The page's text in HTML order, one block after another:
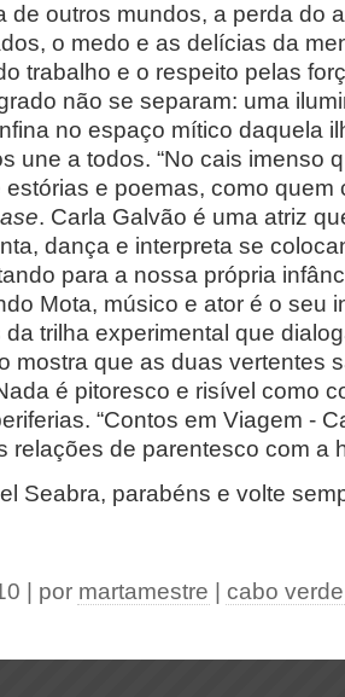
de outros mundos, a perda do
o medo e as delícias da
trabalho e o respeito pelas
não se separam: uma
no espaço mítico daquela
une a todos. “No cais imenso
e poemas, como quem
. Carla Galvão é uma atriz
dança e interpreta se
para a nossa própria
Mota, músico e ator é o seu
da trilha experimental que
mostra que as duas vertentes
é pitoresco e risível como
“Contos em Viagem -
relações de parentesco com a
Seabra, parabéns e volte
| por martamestre cabo verde